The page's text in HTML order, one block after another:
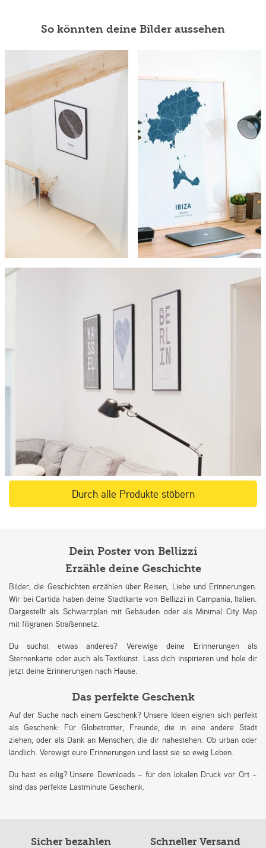
So könnten deine Bilder aussehen
Durch alle Produkte stöbern
Dein Poster von Bellizzi
Erzähle deine Geschichte
Bilder, die Geschichten erzählen über Reisen, Liebe und Erinnerungen.
Wir bei Cartida haben deine Stadtkarte von Bellizzi in Campania, Italien.
Dargestellt als Schwarzplan mit Gebäuden oder als Minimal City Map
mit filigranen Straßennetz.
Du suchst etwas anderes? Verewige deine Erinnerungen als
Sternenkarte oder auch als Textkunst. Lass dich inspirieren und hole dir
jetzt deine Erinnerungen nach Hause.
Das perfekte Geschenk
Auf der Suche nach einem Geschenk? Unsere Ideen eignen sich perfekt
als Geschenk: Für Globetrotter, Freunde, die in eine andere Stadt
ziehen, oder als Dank an Menschen, die dir nahestehen. Ob urban oder
ländlich. Verewigt eure Erinnerungen und lasst sie so ewig Leben.
Du hast es eilig? Unsere Downloads – für den lokalen Druck vor Ort –
sind das perfekte Lastminute Geschenk.
Sicher bezahlen Schneller Versand